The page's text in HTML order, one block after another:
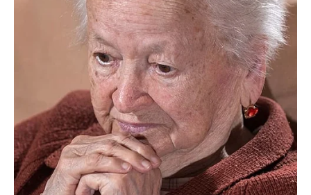
sumnju i zabrinutost za vašeg psa. Neke promjene su sasvim
normalne i nema razloga za brigu, ali neke promjene su razlog
za odlazak veterinaru. Ako primijetite promjenu u boji nosa
vašeg psa, to može biti razlog za zabrinutost. Promjena boje
može biti od crne do ružičaste, ili od ružičaste do crne, a
razlozi za promjenu su različiti. Ovakva stanja obično nisu
problem, ali možda ćete morati posjetiti veterinara, a jedan od
najčešćih razloga je starost. Količina pigmenta u nosu se
mijenja s godinama, od tamnijih do svjetlijih boja i obrnuto.
Fizičke ozljede nosa, kao što su ogrebotine i posjekotine,